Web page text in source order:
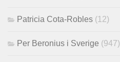
Patricia Cota-Robles (12)
Per Beronius i Sverige (947)